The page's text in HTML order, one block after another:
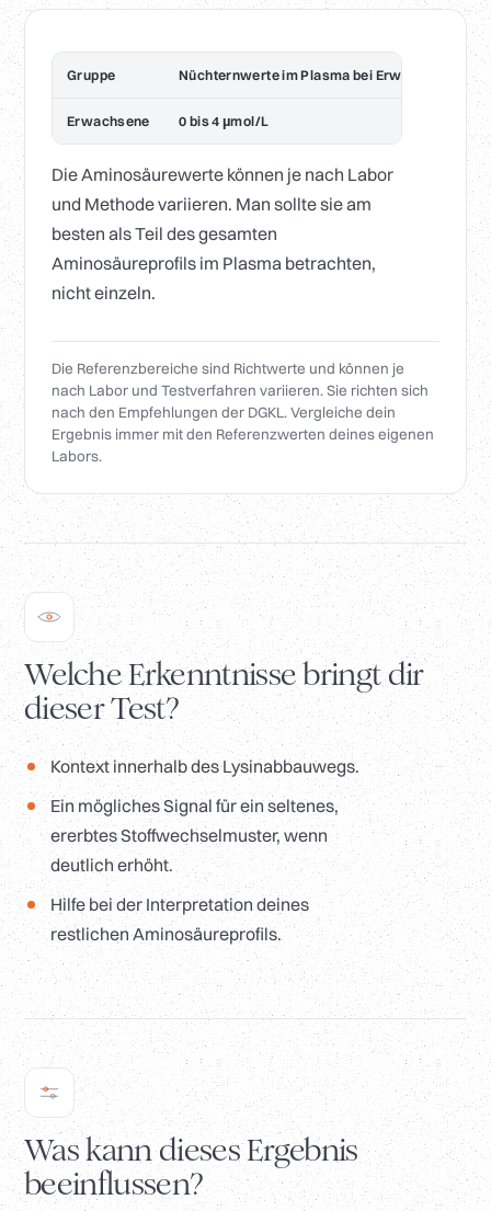
Gruppe Nüchternwerte im Plasma bei Erwachsenen
Erwachsene 0 bis 4 µmol/L
Die Aminosäurewerte können je nach Labor
und Methode variieren. Man sollte sie am
besten als Teil des gesamten
Aminosäureprofils im Plasma betrachten,
nicht einzeln.
Die Referenzbereiche sind Richtwerte und können je
nach Labor und Testverfahren variieren. Sie richten sich
nach den Empfehlungen der DGKL. Vergleiche dein
Ergebnis immer mit den Referenzwerten deines eigenen
Labors.
Welche Erkenntnisse bringt dir
dieser Test?
Kontext innerhalb des Lysinabbauwegs.
Ein mögliches Signal für ein seltenes,
ererbtes Stoffwechselmuster, wenn
deutlich erhöht.
Hilfe bei der Interpretation deines
restlichen Aminosäureprofils.
Was kann dieses Ergebnis
beeinflussen?